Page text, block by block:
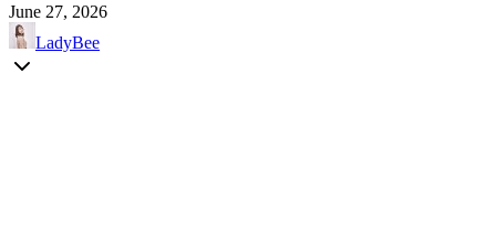
June 27, 2026
LadyBee